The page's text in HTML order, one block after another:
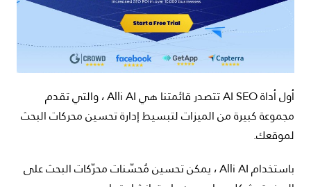
أول أداة AI SEO تتصدر قائمتنا هي Alli AI ، والتي تقدم
مجموعة كبيرة من الميزات لتبسيط إدارة تحسين محركات البحث
لموقعك.
باستخدام Alli AI ، يمكن تحسين مُحسّنات محرّكات البحث على